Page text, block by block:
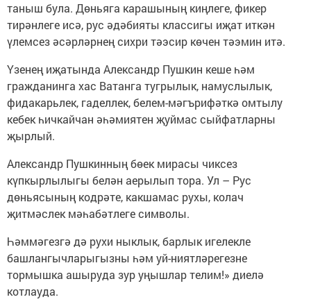
таныш була. Дөньяга карашының киңлеге, фикер
тирәнлеге исә, рус әдәбияты классигы иҗат иткән
үлемсез әсәрләрнең сихри тәэсир көчен тәэмин итә.
Үзенең иҗатында Александр Пушкин кеше һәм
гражданинга хас Ватанга тугрылык, намуслылык,
фидакарьлек, гаделлек, белем-мәгърифәткә омтылу
кебек һичкайчан әһәмиятен җуймас сыйфатларны
җырлый.
Александр Пушкинның бөек мирасы чиксез
күпкырлылыгы белән аерылып тора. Ул – Рус
дөньясының кодрәте, какшамас рухы, колач
җитмәслек мәһабәтлеге символы.
Һәммәгезгә дә рухи ныклык, барлык игелекле
башлангычларыгызны һәм уй-ниятләрегезне
тормышка ашыруда зур уңышлар телим!» диелә
котлауда.